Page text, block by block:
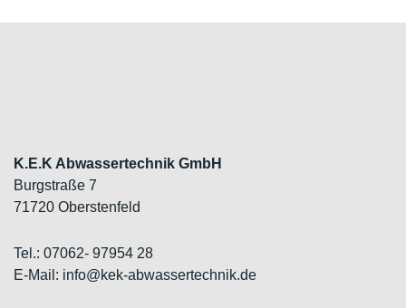
K.E.K Abwassertechnik GmbH
Burgstraße 7
71720 Oberstenfeld
Tel.: 07062- 97954 28
E-Mail: info@kek-abwassertechnik.de